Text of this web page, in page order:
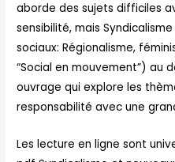
aborde des sujets difficiles
sensibilité, mais
sociaux: Régionalisme,
“Social en mouvement”) au
ouvrage qui explore les
responsabilité avec une
Les lecture en ligne sont